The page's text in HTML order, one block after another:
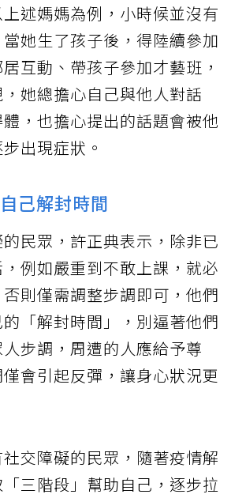
述媽媽為例，小時候並沒有
她生了孩子後，得陸續參加
互動、帶孩子參加才藝班，
她總擔心自己與他人對話
，也擔心提出的話題會被他
出現症狀。
己解封時間
民眾，許正典表示，除非已
例如嚴重到不敢上課，就必
則僅需調整步調即可，他們
「解封時間」，別逼著他們
步調，周遭的人應給予尊
會引起反彈，讓身心狀況更
交障礙的民眾，隨著疫情解
三階段」幫助自己，逐步拉